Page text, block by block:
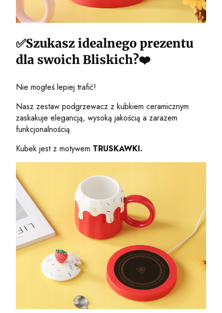
✅Szukasz idealnego prezentu
dla swoich Bliskich?❤️
Nie mogłeś lepiej trafić!
Nasz zestaw podgrzewacz z kubkiem ceramicznym
zaskakuje elegancją, wysoką jakością a zarazem
funkcjonalnością.
Kubek jest z motywem TRUSKAWKI.